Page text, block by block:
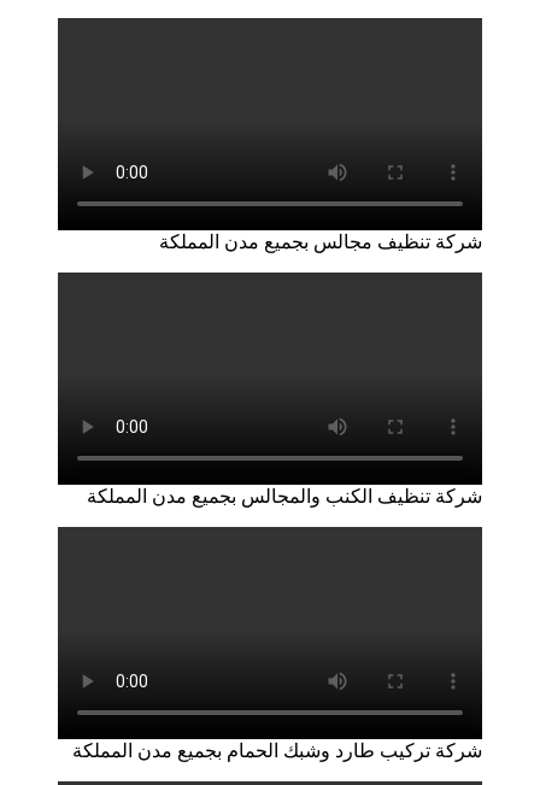
شركة تنظيف مجالس بجميع مدن المملكة
شركة تنظيف الكنب والمجالس بجميع مدن المملكة
شركة تركيب طارد وشبك الحمام بجميع مدن المملكة